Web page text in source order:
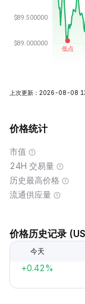
上次更新：2026-08-08
价格统计
市值
24H 交易量
历史最高价格
流通供应量
价格历史记录
今天
+0.42%